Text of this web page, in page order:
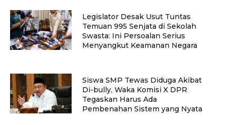
Legislator Desak Usut Tuntas
Temuan 995 Senjata di Sekolah
Swasta: Ini Persoalan Serius
Menyangkut Keamanan Negara
Siswa SMP Tewas Diduga Akibat
Di-bully, Waka Komisi X DPR
Tegaskan Harus Ada
Pembenahan Sistem yang Nyata